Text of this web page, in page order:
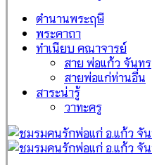
ตำนานพระฤษี
พระคาถา
ทำเนียบ คณาจารย์
สาย พ่อแก้ว จันทร
สายพ่อแก่ท่านอื่น
สาระน่ารู้
วาทะครู